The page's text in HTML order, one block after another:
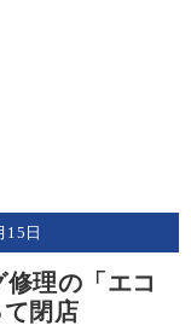
15日
理の「エコ
閉店